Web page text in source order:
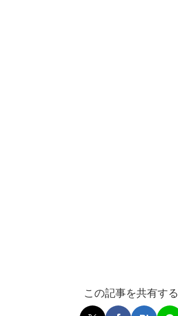
この記事を共有する